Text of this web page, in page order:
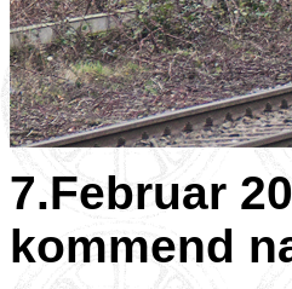
7.Februar
kommend